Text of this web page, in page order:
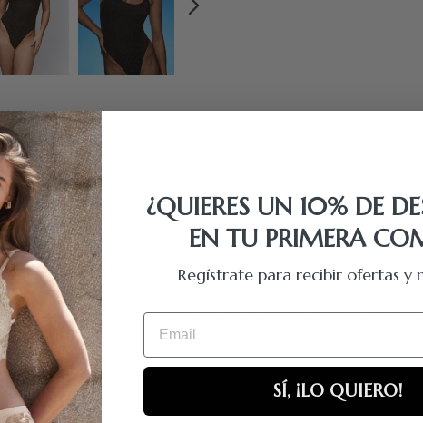
quiere: ese punto de brillo que no grita pero se nota, esa cadena
con cada movimiento. La espalda en tejido liso mate cambia
¿QUIERES UN 10% DE
EN TU PRIMERA
Regístrate para recibir ofertas y
Email
SÍ, ¡LO QUIERO!